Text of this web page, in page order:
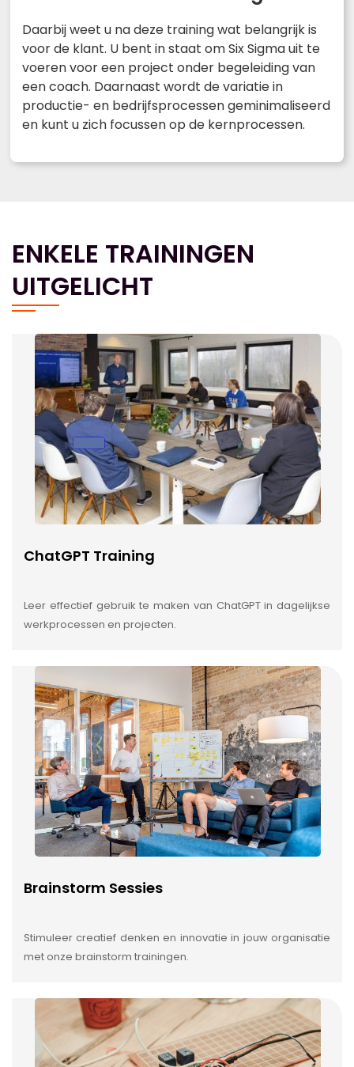
Daarbij weet u na deze training wat belangrijk is
voor de klant. U bent in staat om Six Sigma uit te
voeren voor een project onder begeleiding van
een coach. Daarnaast wordt de variatie in
productie- en bedrijfsprocessen geminimaliseerd
en kunt u zich focussen op de kernprocessen.
ENKELE TRAININGEN
UITGELICHT
ChatGPT Training
Leer effectief gebruik te maken van ChatGPT in dagelijkse
werkprocessen en projecten.
Brainstorm Sessies
Stimuleer creatief denken en innovatie in jouw organisatie
met onze brainstorm trainingen.